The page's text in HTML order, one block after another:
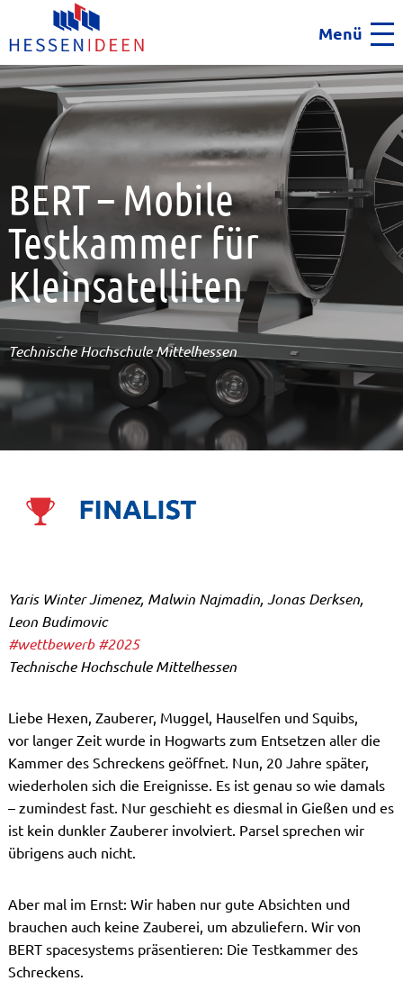
Menü
BERT – Mobile
Testkammer für
Kleinsatelliten
Technische Hochschule Mittelhessen
Yaris Winter Jimenez, Malwin Najmadin, Jonas Derksen,
Leon Budimovic
#wettbewerb #2025
Technische Hochschule Mittelhessen
Liebe Hexen, Zauberer, Muggel, Hauselfen und Squibs,
vor langer Zeit wurde in Hogwarts zum Entsetzen aller die
Kammer des Schreckens geöffnet. Nun, 20 Jahre später,
wiederholen sich die Ereignisse. Es ist genau so wie damals
– zumindest fast. Nur geschieht es diesmal in Gießen und es
ist kein dunkler Zauberer involviert. Parsel sprechen wir
übrigens auch nicht.
Aber mal im Ernst: Wir haben nur gute Absichten und
brauchen auch keine Zauberei, um abzuliefern. Wir von
BERT spacesystems präsentieren: Die Testkammer des
Schreckens.